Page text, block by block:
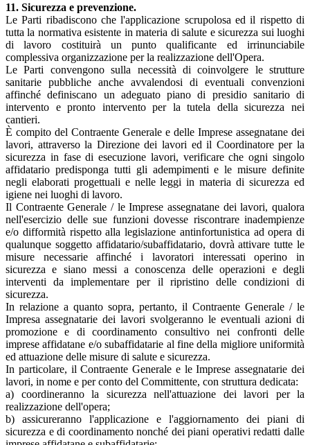
11. Sicurezza e prevenzione.
Le Parti ribadiscono che l'applicazione scrupolosa ed il rispetto di
tutta la normativa esistente in materia di salute e sicurezza sui luoghi
di lavoro costituirà un punto qualificante ed irrinunciabile
complessiva organizzazione per la realizzazione dell'Opera.
Le Parti convengono sulla necessità di coinvolgere le strutture
sanitarie pubbliche anche avvalendosi di eventuali convenzioni
affinché definiscano un adeguato piano di presidio sanitario di
intervento e pronto intervento per la tutela della sicurezza nei
cantieri.
È compito del Contraente Generale e delle Imprese assegnatane dei
lavori, attraverso la Direzione dei lavori ed il Coordinatore per la
sicurezza in fase di esecuzione lavori, verificare che ogni singolo
affidatario predisponga tutti gli adempimenti e le misure definite
negli elaborati progettuali e nelle leggi in materia di sicurezza ed
igiene nei luoghi di lavoro.
Il Contraente Generale / le Imprese assegnatane dei lavori, qualora
nell'esercizio delle sue funzioni dovesse riscontrare inadempienze
e/o difformità rispetto alla legislazione antinfortunistica ad opera di
qualunque soggetto affidatario/subaffidatario, dovrà attivare tutte le
misure necessarie affinché i lavoratori interessati operino in
sicurezza e siano messi a conoscenza delle operazioni e degli
interventi da implementare per il ripristino delle condizioni di
sicurezza.
In relazione a quanto sopra, pertanto, il Contraente Generale / le
Impresa assegnatarie dei lavori svolgeranno le eventuali azioni di
promozione e di coordinamento consultivo nei confronti delle
imprese affidatane e/o subaffidatarie al fine della migliore uniformità
ed attuazione delle misure di salute e sicurezza.
In particolare, il Contraente Generale e le Imprese assegnatarie dei
lavori, in nome e per conto del Committente, con struttura dedicata:
a) coordineranno la sicurezza nell'attuazione dei lavori per la
realizzazione dell'opera;
b) assicureranno l'applicazione e l'aggiornamento dei piani di
sicurezza e di coordinamento nonché dei piani operativi redatti dalle